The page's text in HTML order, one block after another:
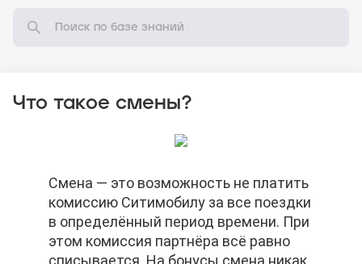
Что такое смены?
Смена — это возможность не платить
комиссию Ситимобилу за все поездки
в определённый период времени. При
этом комиссия партнёра всё равно
списывается. На бонусы смена никак
Смена — это возможность не платить
комиссию Ситимобилу за все поездки
в определённый период времени. При
этом комиссия партнёра всё равно
списывается. На бонусы смена никак
Смена — это возможность не платить
комиссию Ситимобилу за все поездки
в определённый период времени. При
этом комиссия партнёра всё равно
списывается. На бонусы смена никак